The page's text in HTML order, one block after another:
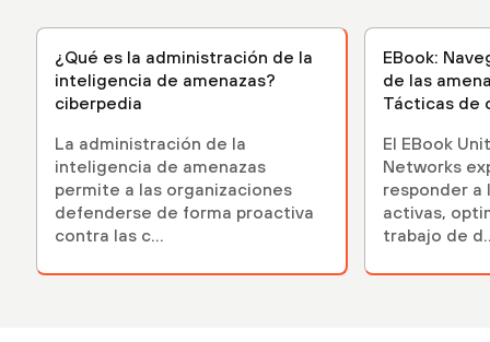
¿Qué es la administración de la
inteligencia de amenazas?
ciberpedia
La administración de la
inteligencia de amenazas
permite a las organizaciones
defenderse de forma proactiva
contra las c...
EBook:
de las
Tácticas de
El EBook
Networks
responder a
activas,
trabajo de